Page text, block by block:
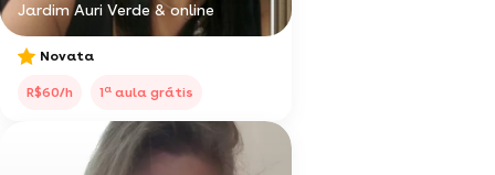
Jardim Auri Verde & online
Novata
R$60/h 1a aula grátis